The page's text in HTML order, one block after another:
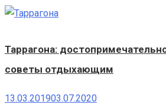
Таррагона:
советы отдыхающим
13.03.201903.07.2020